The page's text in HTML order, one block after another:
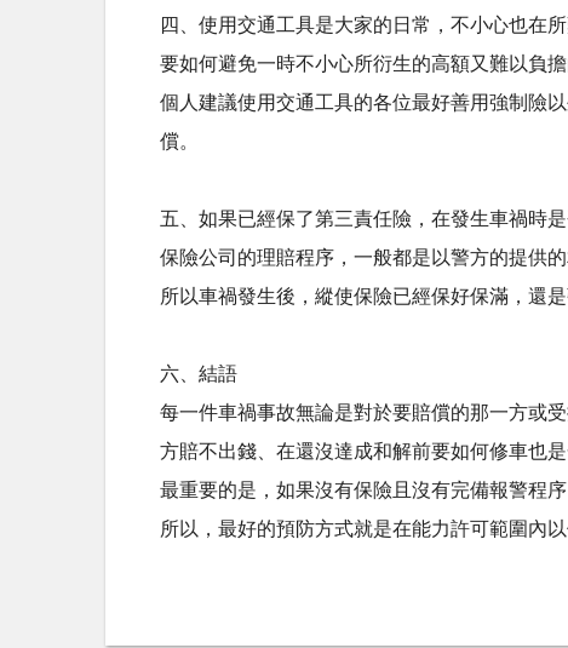
四、使用交通工具是大家的日常，不小心也在
要如何避免一時不小心所衍生的高額又難以負擔
個人建議使用交通工具的各位最好善用強制險
償。
五、如果已經保了第三責任險，在發生車禍時
保險公司的理賠程序，一般都是以警方的提供
所以車禍發生後，縱使保險已經保好保滿，還
六、結語
每一件車禍事故無論是對於要賠償的那一方或
方賠不出錢、在還沒達成和解前要如何修車也是
最重要的是，如果沒有保險且沒有完備報警程
所以，最好的預防方式就是在能力許可範圍內